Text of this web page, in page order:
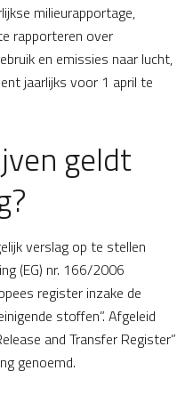
milieurapportage,
rapporteren over
en emissies naar lucht,
jaarlijks voor 1 april te
geldt
verslag op te stellen
(EG) nr. 166/2006
register inzake de
stoffen”. Afgeleid
and Transfer Register”
genoemd.